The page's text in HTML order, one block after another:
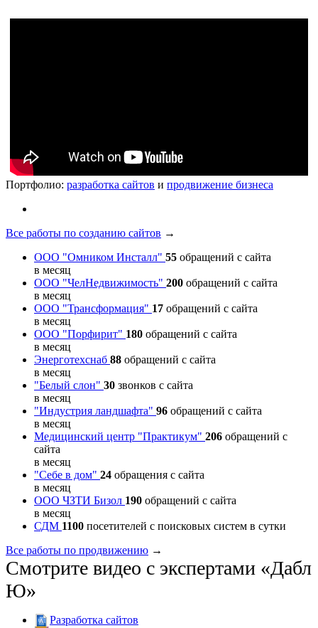
Портфолио: разработка сайтов и продвижение бизнеса
Все работы по созданию сайтов →
ООО "Омником Инсталл" 55 обращений с сайта
в месяц
ООО "ЧелНедвижимость" 200 обращений с сайта
в месяц
ООО "Трансформация" 17 обращений с сайта
в месяц
ООО "Порфирит" 180 обращений с сайта
в месяц
Энерготехснаб 88 обращений с сайта
в месяц
"Белый слон" 30 звонков с сайта
в месяц
"Индустрия ландшафта" 96 обращений с сайта
в месяц
Медицинский центр "Практикум" 206 обращений с
сайта
в месяц
"Себе в дом" 24 обращения с сайта
в месяц
ООО ЧЗТИ Бизол 190 обращений с сайта
в месяц
СДМ 1100 посетителей с поисковых систем в сутки
Все работы по продвижению →
Смотрите видео с экспертами «Дабл
Ю»
Разработка сайтов